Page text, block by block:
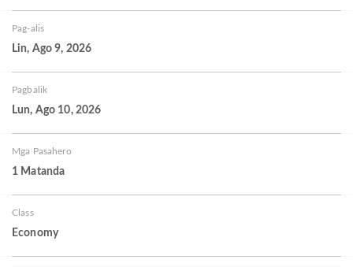
Pag-alis
Lin, Ago 9, 2026
Pagbalik
Lun, Ago 10, 2026
Mga Pasahero
1 Matanda
Class
Economy